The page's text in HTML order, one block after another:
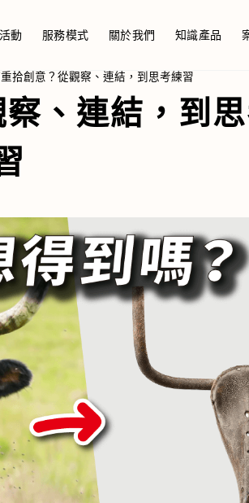
動 服務模式 關於我們 知識產品
拾創意？從觀察、連結，到思考練習
、連結，到